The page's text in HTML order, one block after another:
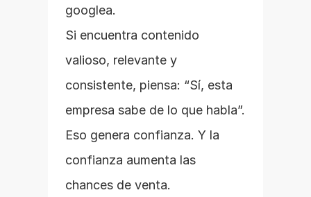
googlea.
Si encuentra contenido
valioso, relevante y
consistente, piensa: “Sí, esta
empresa sabe de lo que habla”.
Eso genera confianza. Y la
confianza aumenta las
chances de venta.